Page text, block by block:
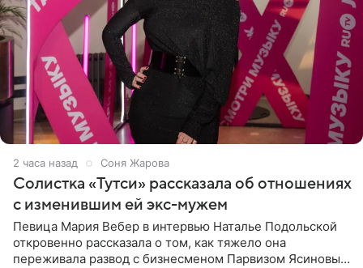
2 часа назад Соня Жарова
Солистка «Тутси» рассказала об отношениях
с изменившим ей экс-мужем
Певица Мария Вебер в интервью Наталье Подольской
откровенно рассказала о том, как тяжело она
переживала развод с бизнесменом Парвизом Ясиновым.